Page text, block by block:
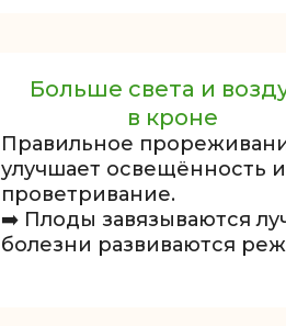
Больше света и
в кроне
Правильное
улучшает освещённость и
проветривание.
➡️ Плоды завязываются
болезни развиваются